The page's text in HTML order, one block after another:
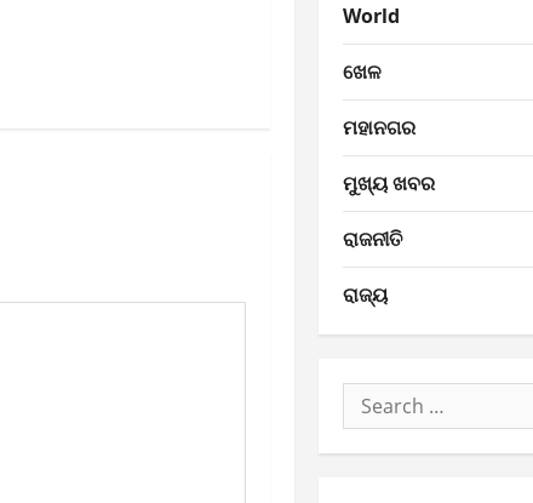
World
ଖେଳ
ମହାନଗର
ମୁଖ୍ୟ ଖବର
ରାଜନୀତି
ରାଜ୍ୟ
Search
for: